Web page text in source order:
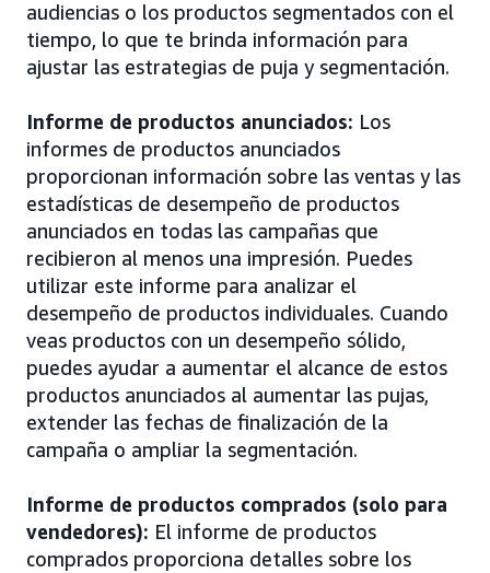
audiencias o los productos segmentados con el
tiempo, lo que te brinda información para
ajustar las estrategias de puja y segmentación.
Informe de productos anunciados: Los
informes de productos anunciados
proporcionan información sobre las ventas y las
estadísticas de desempeño de productos
anunciados en todas las campañas que
recibieron al menos una impresión. Puedes
utilizar este informe para analizar el
desempeño de productos individuales. Cuando
veas productos con un desempeño sólido,
puedes ayudar a aumentar el alcance de estos
productos anunciados al aumentar las pujas,
extender las fechas de finalización de la
campaña o ampliar la segmentación.
Informe de productos comprados (solo para
vendedores): El informe de productos
comprados proporciona detalles sobre los